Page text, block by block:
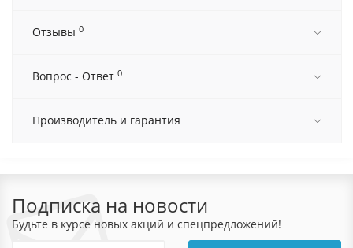
Отзывы 0
Вопрос - Ответ 0
Производитель и гарантия
Подписка на новости
Будьте в курсе новых акций и спецпредложений!